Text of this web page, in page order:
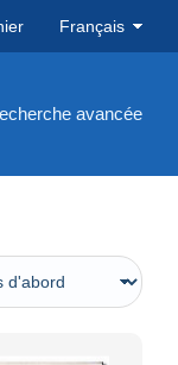
Français
avancée